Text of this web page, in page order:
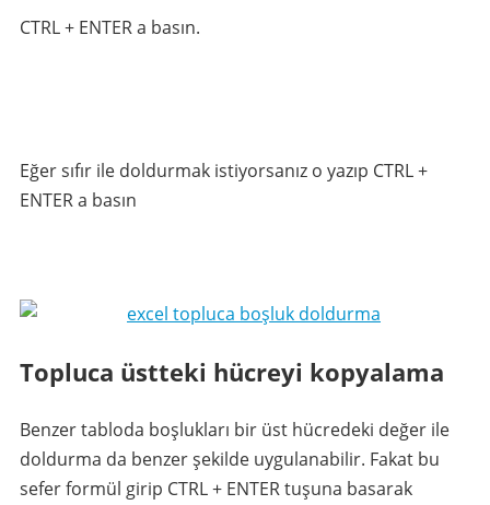
CTRL + ENTER a basın.
Eğer sıfır ile doldurmak istiyorsanız o yazıp CTRL +
ENTER a basın
Topluca üstteki hücreyi kopyalama
Benzer tabloda boşlukları bir üst hücredeki değer ile
doldurma da benzer şekilde uygulanabilir. Fakat bu
sefer formül girip CTRL + ENTER tuşuna basarak